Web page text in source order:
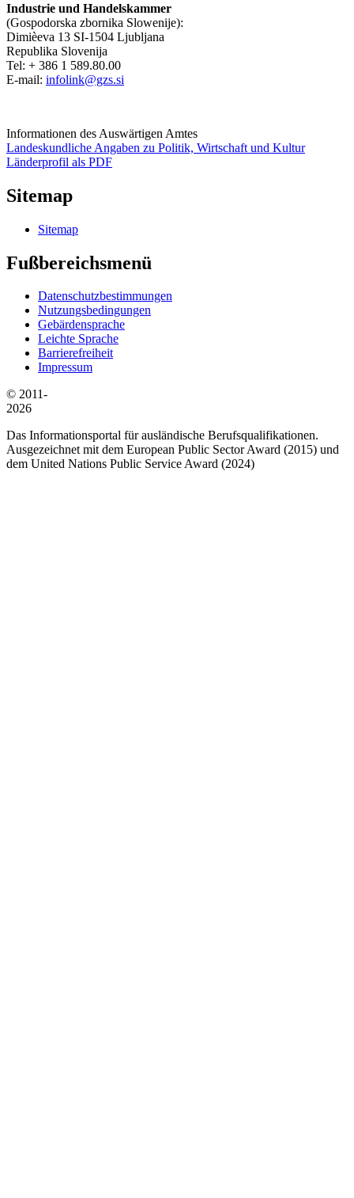
Industrie und Handelskammer
(Gospodorska zbornika Slowenije):
Dimièeva 13 SI-1504 Ljubljana
Republika Slovenija
Tel: + 386 1 589.80.00
E-mail: infolink@gzs.si
Informationen des Auswärtigen Amtes
Landeskundliche Angaben zu Politik, Wirtschaft und Kultur
Länderprofil als PDF
Sitemap
Sitemap
Fußbereichsmenü
Datenschutzbestimmungen
Nutzungsbedingungen
Gebärdensprache
Leichte Sprache
Barrierefreiheit
Impressum
© 2011-
2026
Das Informationsportal für ausländische Berufsqualifikationen.
Ausgezeichnet mit dem European Public Sector Award (2015) und
dem United Nations Public Service Award (2024)